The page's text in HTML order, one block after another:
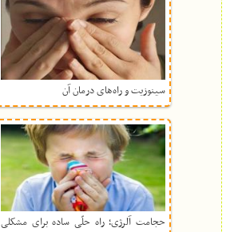
سینوزیت و راه‌های درمان آن
حجامت آلرژی؛ راه حلّی ساده برای مشکلی